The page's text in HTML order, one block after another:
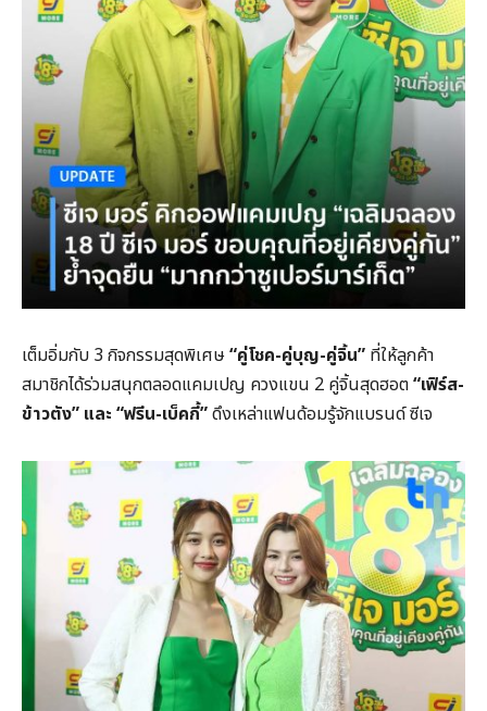
เต็มอิ่มกับ 3 กิจกรรมสุดพิเศษ“คู่โชค-คู่บุญ-คู่จิ้น” ที่ให้ลูกค้า
สมาชิกได้ร่วมสนุกตลอดแคมเปญ ควงแขน 2 คู่จิ้นสุดฮอต“เฟิร์ส-
ข้าวตัง” และ “ฟรีน-เบ็คกี้”ดึงเหล่าแฟนด้อมรู้จักแบรนด์ ซีเจ